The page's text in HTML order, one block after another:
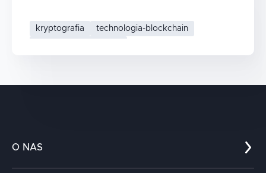
kryptografia
technologia-blockchain
O NAS